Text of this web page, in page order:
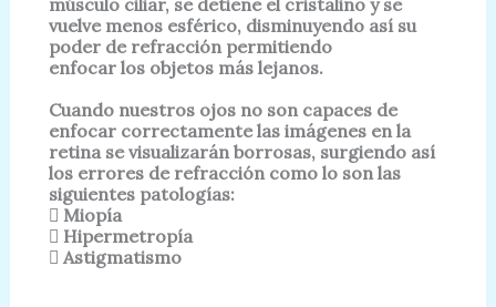
músculo ciliar, se detiene el cristalino y se
vuelve menos esférico, disminuyendo así su
poder de refracción permitiendo
enfocar los objetos más lejanos.
Cuando nuestros ojos no son capaces de
enfocar correctamente las imágenes enla
retina se visualizarán borrosas, surgiendo así
los errores de refracción como lo son las
siguientes patologías:
 Miopía
 Hipermetropía
 Astigmatismo